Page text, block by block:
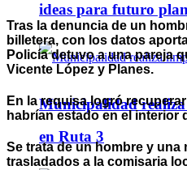
ideas para futuro
Municipalidad
en Ruta 3
Tras la denuncia de un
billetera, con los datos
Policía detuvo a una pareja
Vicente López y Planes.
En la requisa logró
habrían estado en el interior
Se trata de un hombre y una
trasladados a la comisaria